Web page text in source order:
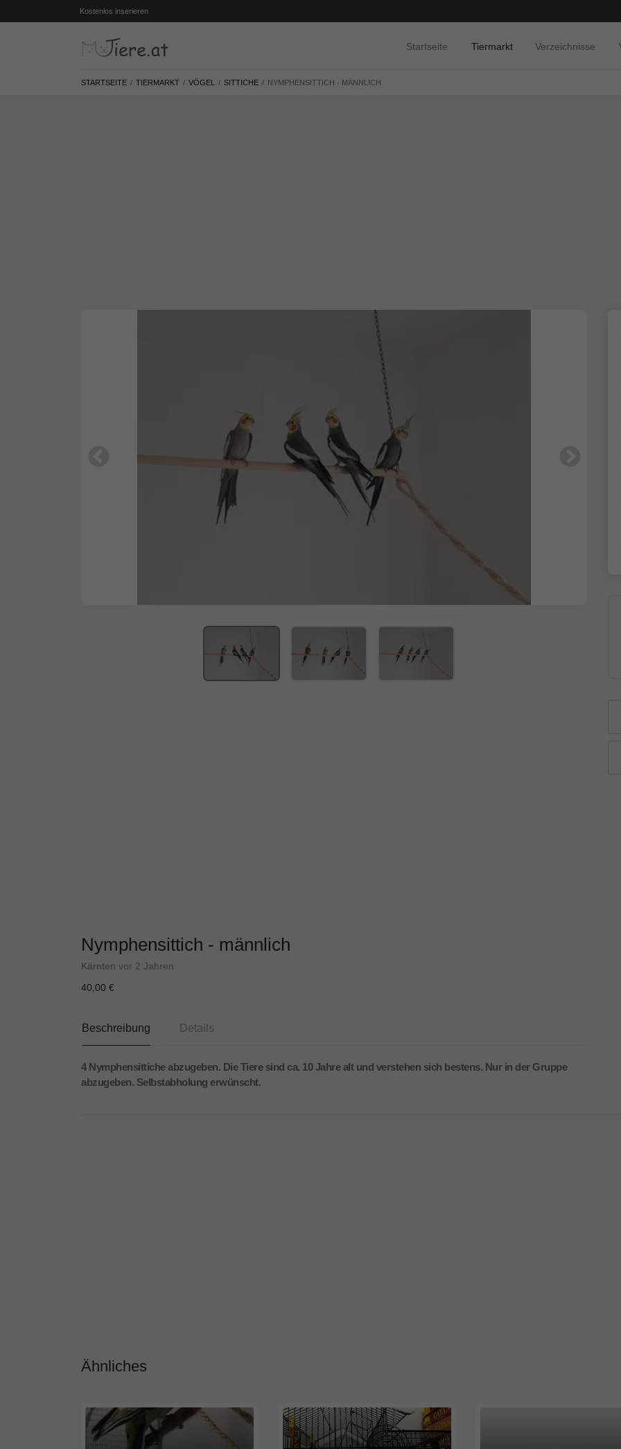
Kostenlos inserieren
Startseite Tiermarkt Verzeichnisse
STARTSEITE TIERMARKT VÖGEL SITTICHE NYMPHENSITTICH - MÄNNLICH
Nymphensittich - männlich
Kärnten vor 2 Jahren
40,00 €
Beschreibung Details
4 Nymphensittiche abzugeben. Die Tiere sind ca. 10 Jahre alt und verstehen sich bestens. Nur in der Gruppe
abzugeben. Selbstabholung erwünscht.
Ähnliches